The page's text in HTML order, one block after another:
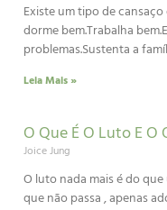
Existe um tipo de
dorme bem.Trabalha
problemas.Sustenta a
Leia Mais »
O Que É O Luto E
Joice Jung
O luto nada mais é do
que não passa , apenas